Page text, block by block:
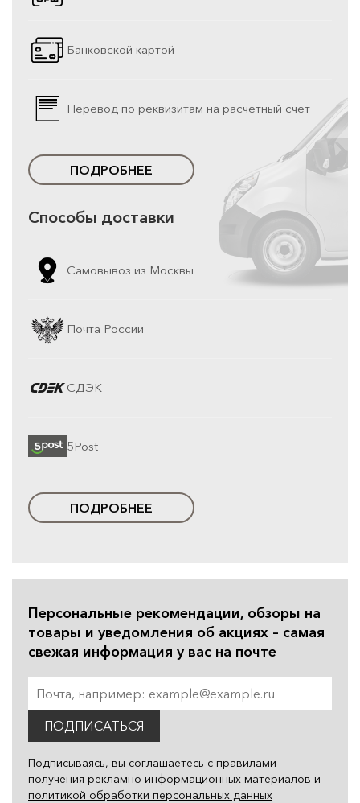
Банковской картой
Перевод по реквизитам на расчетный счет
ПОДРОБНЕЕ
Способы доставки
Самовывоз из Москвы
Почта России
СДЭК
5Post
ПОДРОБНЕЕ
Персональные рекомендации, обзоры на
товары и уведомления об акциях – самая
свежая информация у вас на почте
ПОДПИСАТЬСЯ
Подписываясь, вы соглашаетесь с правилами
получения рекламно-информационных материалов и
политикой обработки персональных данных